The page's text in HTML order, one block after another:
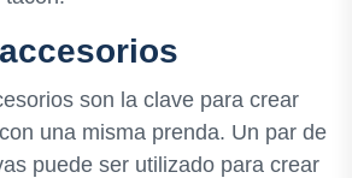
son la clave para crear
una misma prenda. Un par de
puede ser utilizado para crear